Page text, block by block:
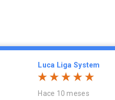
Luca Liga System
Hace 10 meses